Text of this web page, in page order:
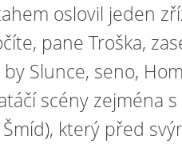
oslovil jeden
pane Troška,
Slunce, seno,
scény zejména
Šmíd), který před